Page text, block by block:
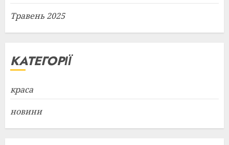
Травень 2025
КАТЕГОРІЇ
краса
новини